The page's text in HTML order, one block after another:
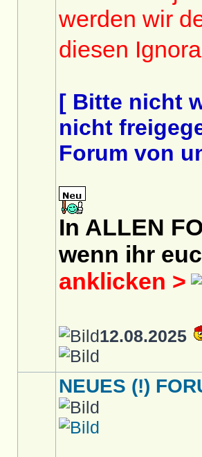
werden wir
diesen
[ Bitte nicht
nicht
Forum von
In ALLEN
wenn ihr
anklicken >
12.08.2025
NEUES (!)